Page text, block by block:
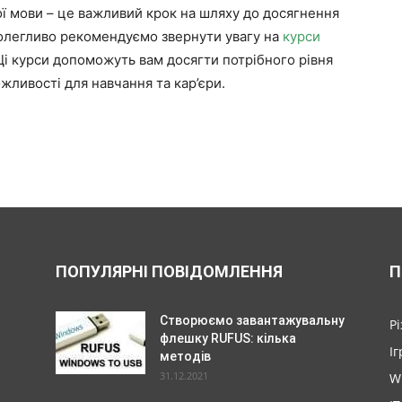
мови – це важливий крок на шляху до досягнення
рекомендуємо звернути увагу на курси
курси допоможуть вам досягти потрібного рівня
для навчання та кар’єри.
ПОПУЛЯРНІ ПОВІДОМЛЕННЯ
Створюємо завантажувальну
флешку RUFUS: кілька
методів
31.12.2021